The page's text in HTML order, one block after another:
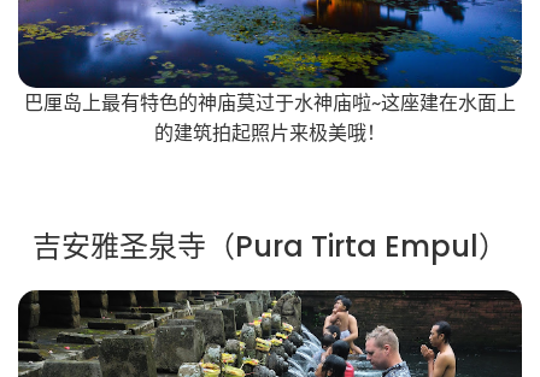
巴厘岛上最有特色的神庙莫过于水神庙啦~这座建在水面上
的建筑拍起照片来极美哦！
吉安雅圣泉寺（Pura Tirta Empul）